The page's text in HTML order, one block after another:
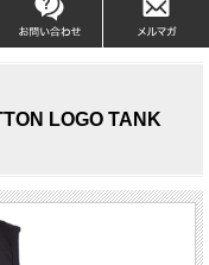
LOGO TANK